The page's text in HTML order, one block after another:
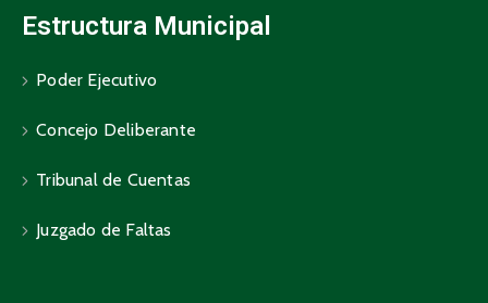
Estructura Municipal
Poder Ejecutivo
Concejo Deliberante
Tribunal de Cuentas
Juzgado de Faltas